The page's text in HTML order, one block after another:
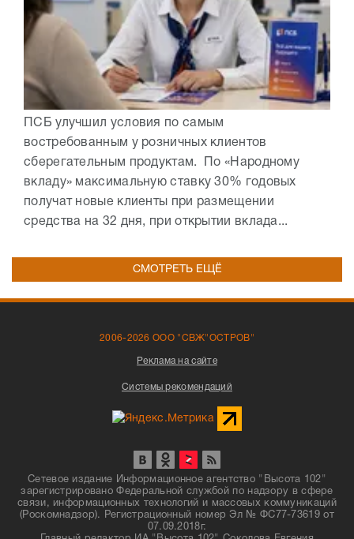
ПСБ улучшил условия по самым
востребованным у розничных клиентов
сберегательным продуктам. По «Народному
вкладу» максимальную ставку 30% годовых
получат новые клиенты при размещении
средства на 32 дня, при открытии вклада...
СМОТРЕТЬ ЕЩЁ
2006-2026 ООО "СВЖ"ОСТРОВ"
Реклама на сайте
Системы рекомендаций
Сетевое издание Информационное агентство "Высота 102"
зарегистрировано Федеральной службой по надзору в сфере
связи, информационных технологий и массовых коммуникаций
(Роскомнадзор). Регистрационный номер Эл № ФС77-73619 от
07.09.2018г.